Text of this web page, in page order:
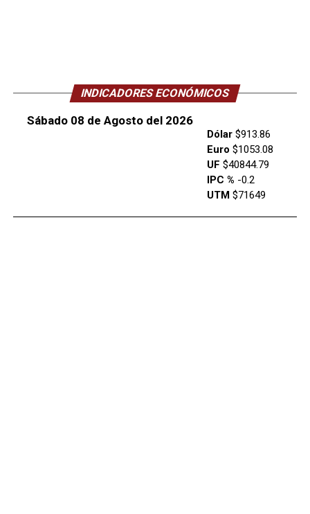
INDICADORES ECONÓMICOS
Sábado 08 de Agosto del 2026
Dólar$913.86
Euro $1053.08
UF $40844.79
IPC % -0.2
UTM $71649